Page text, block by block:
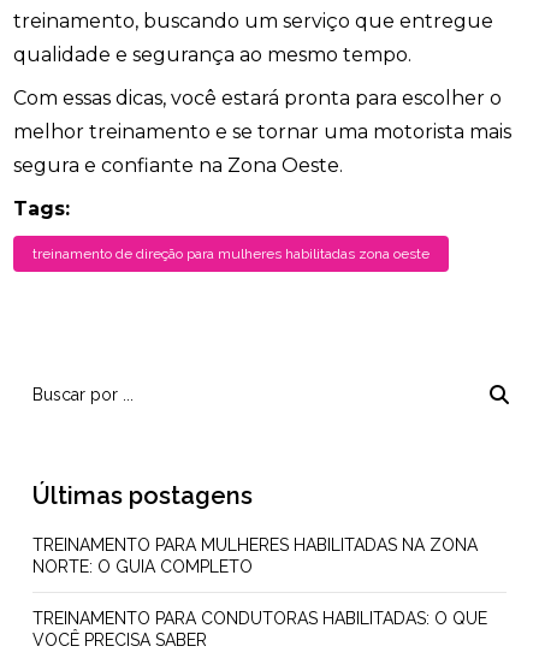
treinamento, buscando um serviço que entregue
qualidade e segurança ao mesmo tempo.
Com essas dicas, você estará pronta para escolher o
melhor treinamento e se tornar uma motorista mais
segura e confiante na Zona Oeste.
Tags:
treinamento de direção para mulheres habilitadas zona oeste
Últimas postagens
TREINAMENTO PARA MULHERES HABILITADAS NA ZONA
NORTE: O GUIA COMPLETO
TREINAMENTO PARA CONDUTORAS HABILITADAS: O QUE
VOCÊ PRECISA SABER